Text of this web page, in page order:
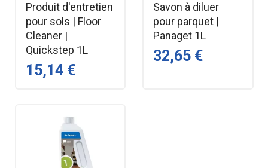
Produit d'entretien
pour sols | Floor
Cleaner |
Quickstep 1L
15,14 €
Savon à diluer
pour parquet |
Panaget 1L
32,65 €